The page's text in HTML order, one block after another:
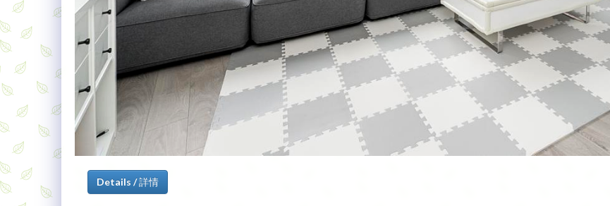
Details / 詳情